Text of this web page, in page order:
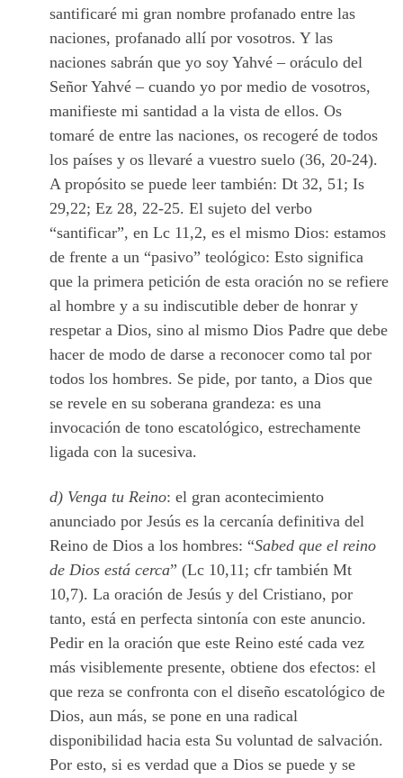
santificaré mi gran nombre profanado entre las
naciones, profanado allí por vosotros. Y las
naciones sabrán que yo soy Yahvé – oráculo del
Señor Yahvé – cuando yo por medio de vosotros,
manifieste mi santidad a la vista de ellos. Os
tomaré de entre las naciones, os recogeré de todos
los países y os llevaré a vuestro suelo (36, 20-24).
A propósito se puede leer también: Dt 32, 51; Is
29,22; Ez 28, 22-25. El sujeto del verbo
“santificar”, en Lc 11,2, es el mismo Dios: estamos
de frente a un “pasivo” teológico: Esto significa
que la primera petición de esta oración no se refiere
al hombre y a su indiscutible deber de honrar y
respetar a Dios, sino al mismo Dios Padre que debe
hacer de modo de darse a reconocer como tal por
todos los hombres. Se pide, por tanto, a Dios que
se revele en su soberana grandeza: es una
invocación de tono escatológico, estrechamente
ligada con la sucesiva.
d) Venga tu Reino: el gran acontecimiento
anunciado por Jesús es la cercanía definitiva del
Reino de Dios a los hombres: “Sabed que el reino
de Dios está cerca” (Lc 10,11; cfr también Mt
10,7). La oración de Jesús y del Cristiano, por
tanto, está en perfecta sintonía con este anuncio.
Pedir en la oración que este Reino esté cada vez
más visiblemente presente, obtiene dos efectos: el
que reza se confronta con el diseño escatológico de
Dios, aun más, se pone en una radical
disponibilidad hacia esta Su voluntad de salvación.
Por esto, si es verdad que a Dios se puede y se